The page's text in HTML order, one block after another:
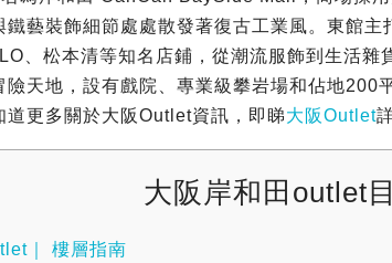
鐵藝裝飾細節處處散發著復古工業風。東館
、松本清等知名店鋪，從潮流服飾到生活雜
險天地，設有戲院、專業級攀岩場和佔地200
道更多關於大阪Outlet資訊，即睇大阪Outlet
大阪岸和田outlet
｜ 樓層指南